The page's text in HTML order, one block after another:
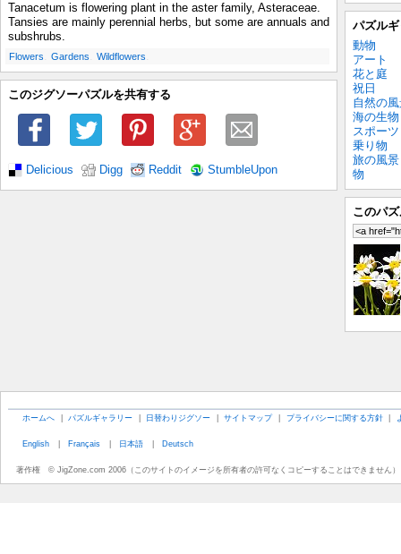
Tanacetum is flowering plant in the aster family, Asteraceae.
Tansies are mainly perennial herbs, but some are annuals and
subshrubs.
Flowers Gardens Wildflowers
このジグソーパズルを共有する
Delicious Digg Reddit StumbleUpon
パズル
動物
アート
花と庭
祝日
自然の
海の生物
スポーツ
乗り物
旅の風景
物
このパ
ホームへ | パズルギャラリー | 日替わりジグソー | サイトマップ | プライバシーに関する方針 |
English | Français | 日本語 | Deutsch
著作権 © JigZone.com 2006（このサイトのイメージを所有者の許可なくコピーすることはできません）